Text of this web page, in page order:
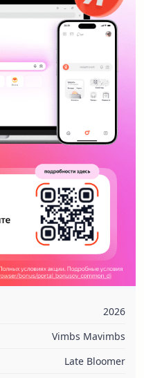
2026
Vimbs Mavimbs
Late Bloomer